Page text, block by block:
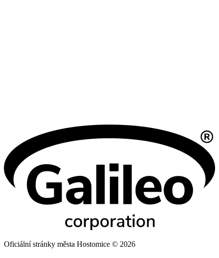
Oficiální stránky města Hostomice © 2026